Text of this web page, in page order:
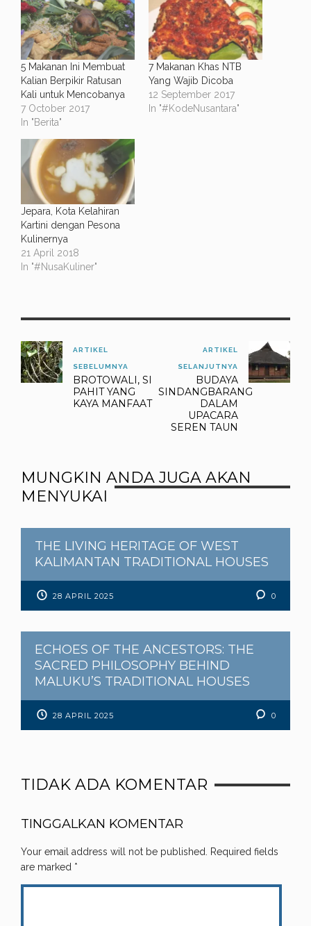
5 Makanan Ini Membuat
Kalian Berpikir Ratusan
Kali untuk Mencobanya
7 October 2017
In "Berita"
7 Makanan Khas NTB
Yang Wajib Dicoba
12 September 2017
In "#KodeNusantara"
Jepara, Kota Kelahiran
Kartini dengan Pesona
Kulinernya
21 April 2018
In "#NusaKuliner"
ARTIKEL
SEBELUMNYA
BROTOWALI, SI
PAHIT YANG
KAYA MANFAAT
ARTIKEL
SELANJUTNYA
BUDAYA
SINDANGBARANG
DALAM
UPACARA
SEREN TAUN
MUNGKIN ANDA JUGA AKAN
MENYUKAI
THE LIVING HERITAGE OF WEST
KALIMANTAN TRADITIONAL HOUSES
28 APRIL 2025 0
ECHOES OF THE ANCESTORS: THE
SACRED PHILOSOPHY BEHIND
MALUKU’S TRADITIONAL HOUSES
28 APRIL 2025 0
TIDAK ADA KOMENTAR
TINGGALKAN KOMENTAR
Your email address will not be published. Required fields
are marked *